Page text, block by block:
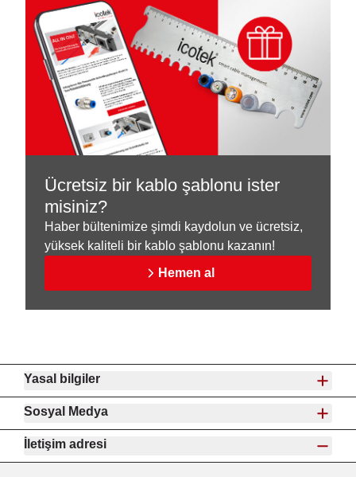
Ücretsiz bir kablo şablonu ister
misiniz?
Haber bültenimize şimdi kaydolun ve ücretsiz,
yüksek kaliteli bir kablo şablonu kazanın!
Hemen al
Yasal bilgiler
Sosyal Medya
İletişim adresi